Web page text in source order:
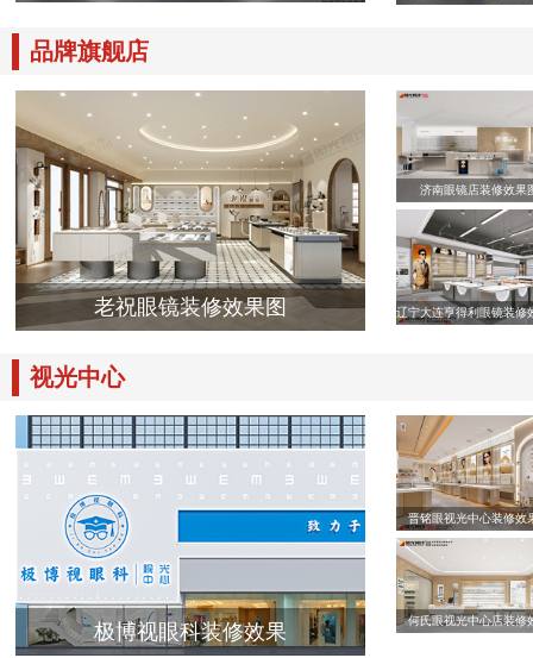
品牌旗舰店
老祝眼镜装修效果图
济南眼镜店装修效果
辽宁大连亨得利眼镜装修
视光中心
极博视眼科装修效果
晋铭眼视光中心装修效
何氏眼视光中心店装修